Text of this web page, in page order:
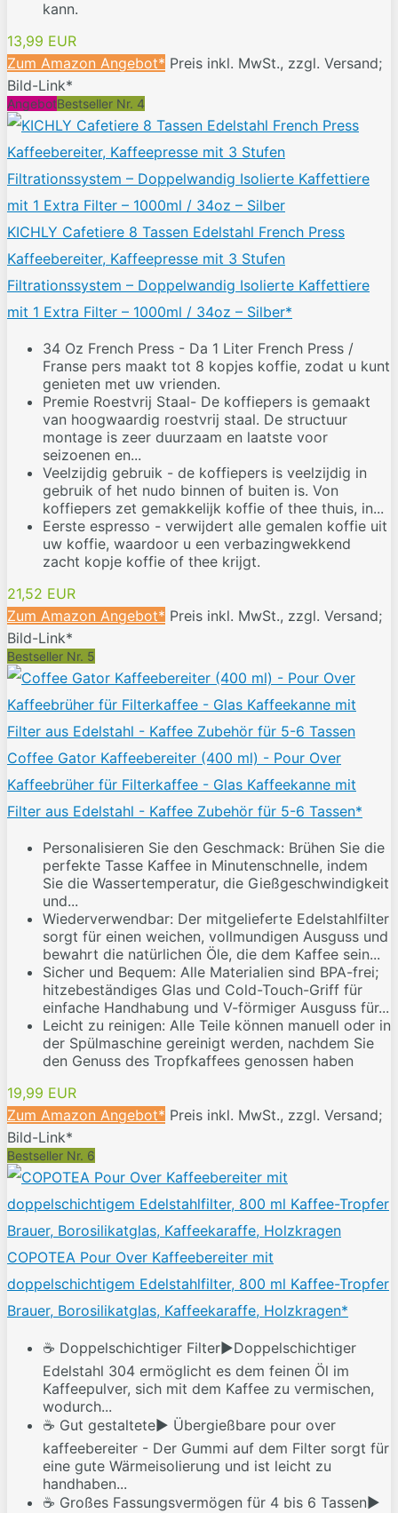
kann.
13,99 EUR
Zum Amazon Angebot* Preis inkl. MwSt., zzgl. Versand;
Bild-Link*
AngebotBestseller Nr. 4
KICHLY Cafetiere 8 Tassen Edelstahl French Press
Kaffeebereiter, Kaffeepresse mit 3 Stufen
Filtrationssystem – Doppelwandig Isolierte Kaffettiere
mit 1 Extra Filter – 1000ml / 34oz – Silber*
34 Oz French Press - Da 1 Liter French Press /
Franse pers maakt tot 8 kopjes koffie, zodat u kunt
genieten met uw vrienden.
Premie Roestvrij Staal- De koffiepers is gemaakt
van hoogwaardig roestvrij staal. De structuur
montage is zeer duurzaam en laatste voor
seizoenen en...
Veelzijdig gebruik - de koffiepers is veelzijdig in
gebruik of het nudo binnen of buiten is. Von
koffiepers zet gemakkelijk koffie of thee thuis, in...
Eerste espresso - verwijdert alle gemalen koffie uit
uw koffie, waardoor u een verbazingwekkend
zacht kopje koffie of thee krijgt.
21,52 EUR
Zum Amazon Angebot* Preis inkl. MwSt., zzgl. Versand;
Bild-Link*
Bestseller Nr. 5
Coffee Gator Kaffeebereiter (400 ml) - Pour Over
Kaffeebrüher für Filterkaffee - Glas Kaffeekanne mit
Filter aus Edelstahl - Kaffee Zubehör für 5-6 Tassen*
Personalisieren Sie den Geschmack: Brühen Sie die
perfekte Tasse Kaffee in Minutenschnelle, indem
Sie die Wassertemperatur, die Gießgeschwindigkeit
und...
Wiederverwendbar: Der mitgelieferte Edelstahlfilter
sorgt für einen weichen, vollmundigen Ausguss und
bewahrt die natürlichen Öle, die dem Kaffee sein...
Sicher und Bequem: Alle Materialien sind BPA-frei;
hitzebeständiges Glas und Cold-Touch-Griff für
einfache Handhabung und V-förmiger Ausguss für...
Leicht zu reinigen: Alle Teile können manuell oder in
der Spülmaschine gereinigt werden, nachdem Sie
den Genuss des Tropfkaffees genossen haben
19,99 EUR
Zum Amazon Angebot* Preis inkl. MwSt., zzgl. Versand;
Bild-Link*
Bestseller Nr. 6
COPOTEA Pour Over Kaffeebereiter mit
doppelschichtigem Edelstahlfilter, 800 ml Kaffee-Tropfer
Brauer, Borosilikatglas, Kaffeekaraffe, Holzkragen*
☕ Doppelschichtiger Filter▶Doppelschichtiger
Edelstahl 304 ermöglicht es dem feinen Öl im
Kaffeepulver, sich mit dem Kaffee zu vermischen,
wodurch...
☕ Gut gestaltete▶ Übergießbare pour over
kaffeebereiter - Der Gummi auf dem Filter sorgt für
eine gute Wärmeisolierung und ist leicht zu
handhaben...
☕ Großes Fassungsvermögen für 4 bis 6 Tassen▶